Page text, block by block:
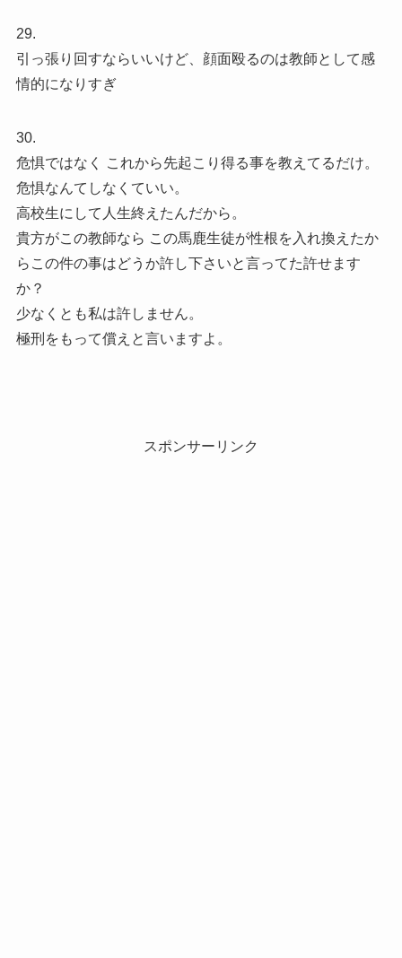
29.
引っ張り回すならいいけど、顔面殴るのは教師として感
情的になりすぎ
30.
危惧ではなく これから先起こり得る事を教えてるだけ。
危惧なんてしなくていい。
高校生にして人生終えたんだから。
貴方がこの教師なら この馬鹿生徒が性根を入れ換えたか
らこの件の事はどうか許し下さいと言ってた許せます
か？
少なくとも私は許しません。
極刑をもって償えと言いますよ。
スポンサーリンク